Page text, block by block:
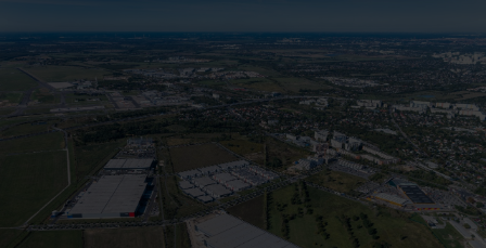
As part of Google Ads Enhanced Conversions, user-
provided data (e.g. an email address) may be
pseudonymized using a hashing process before being
transmitted to Google. This enables Google to attribute
conversions across devices while ensuring that the
original data is not transmitted in plain text.
You can find detailed information under "Show details"
and in our
privacy policy.
Legal Notice